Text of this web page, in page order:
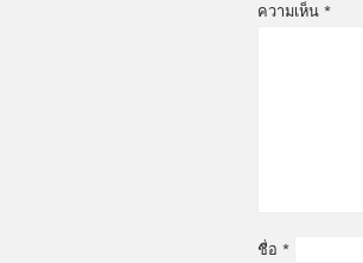
ความเห็น *
ชื่อ *